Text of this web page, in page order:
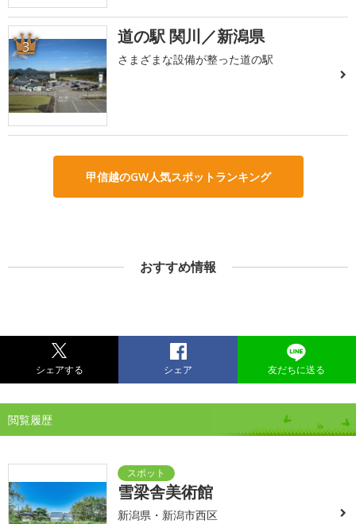
3 道の駅 関川／新潟県
さまざまな設備が整った道の駅
甲信越のGW人気スポットランキング
おすすめ情報
シェアする シェア 友だちに送る
閲覧履歴
雪梁舎美術館
新潟県・新潟市西区